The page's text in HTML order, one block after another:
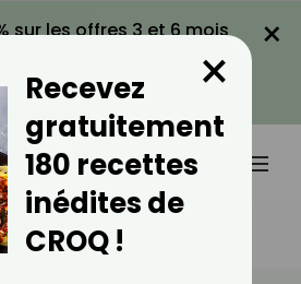
sur les offres 3 et 6 mois
LA PROMO
×
Et Menthe
Recevez
gratuitement
180 recettes
inédites de
CROQ !
×